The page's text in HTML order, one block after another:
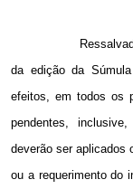
da edição da
efeitos, em todos os
pendentes,
deverão ser aplicados
ou a requerimento do